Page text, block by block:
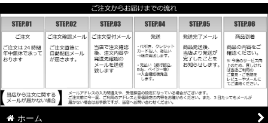
ホーム